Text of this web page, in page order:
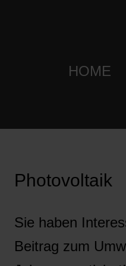
HOME
Photovoltaik
Sie haben
Beitrag zum